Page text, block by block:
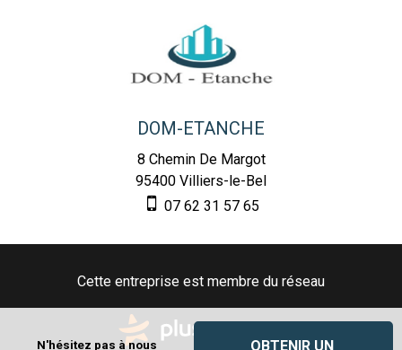
N'hésitez pas à nous OBTENIR UN
DOM-ETANCHE
8 Chemin De Margot
95400 Villiers-le-Bel
07 62 31 57 65
Cette entreprise est membre du réseau